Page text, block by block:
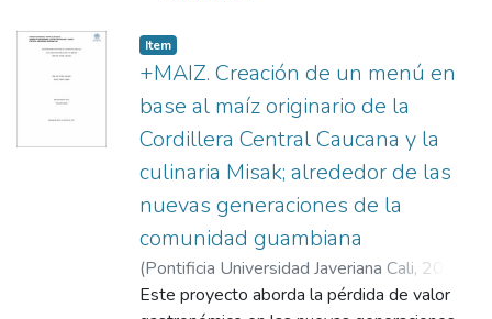
Guambía, Silvia, Cauca. El estudio buscó
comprender cómo los saberes culinarios y
rituales asociados al uso de plantas
medicinales y alimentos ancestrales que
funcionan como mecanismos de cohesión
cultural en un contexto de pérdida
progresiva de prácticas tradicionales.
Metodológicamente, se desarrolló desde
un enfoque cualitativo biográfico, mediante
entrevistas y observación participante. Los
resultados muestran que la alimentación
Item
+MAIZ. Creación de un menú en
base al maíz originario de la
Cordillera Central Caucana y la
culinaria Misak; alrededor de las
nuevas generaciones de la
comunidad guambiana
(Pontificia Universidad Javeriana Cali, 2024
Centeno Oña, Victoria Patricia;Ugarte
Este proyecto aborda la pérdida de valor